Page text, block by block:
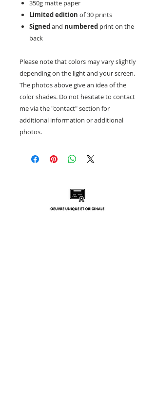
350g matte paper
Limited edition of 30 prints
Signedand numbered print on the
back
Please note that colors may vary slightly
depending on the light and your screen.
The photos above give an idea of the
color shades. Do not hesitate to contact
me via the "contact" section for
additional information or additional
photos.